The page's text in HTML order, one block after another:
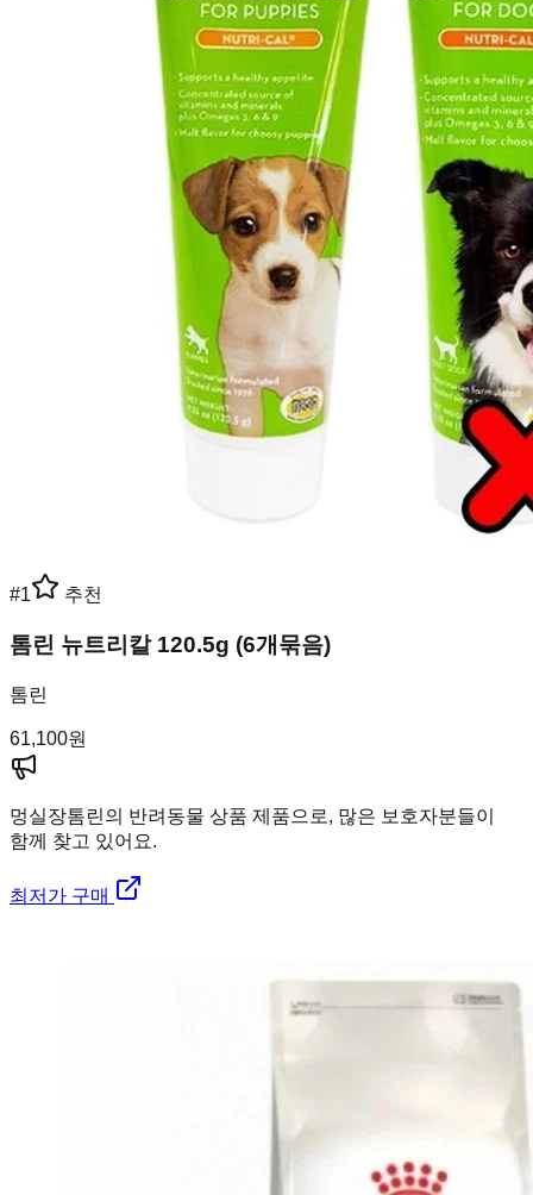
#1 추천
톰린 뉴트리칼 120.5g (6개묶음)
톰린
61,100원
멍실장톰린의 반려동물 상품 제품으로, 많은 보호자분들이
함께 찾고 있어요.
최저가 구매